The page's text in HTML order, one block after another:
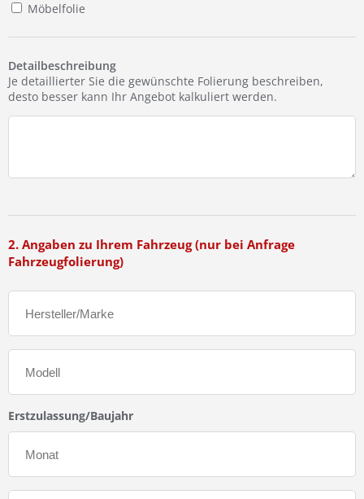
Möbelfolie
Detailbeschreibung
Je detaillierter Sie die gewünschte Folierung beschreiben,
desto besser kann Ihr Angebot kalkuliert werden.
2. Angaben zu Ihrem Fahrzeug (nur bei Anfrage
Fahrzeugfolierung)
Erstzulassung/Baujahr